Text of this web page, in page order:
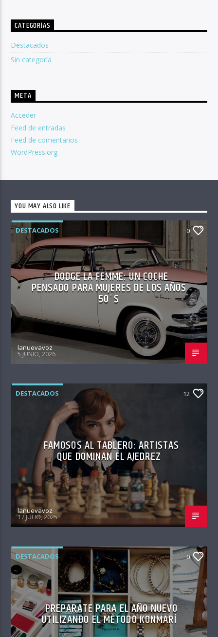
CATEGORÍAS
Destacados
Sin categoría
META
Acceder
Feed de entradas
Feed de comentarios
WordPress.org
YOU MAY ALSO LIKE
DESTACADOS 0
DODGE LA FEMME: UN COCHE
PENSADO PARA MUJERES DE LOS AÑOS
50´S
lanuevavoz
5 JUNIO, 2026
DESTACADOS 12
FAMOSOS AL TABLERO: ARTISTAS
QUE DOMINAN EL AJEDREZ
lanuevavoz
17 JULIO, 2025
DESTACADOS 0
PREPARATE PARA EL AÑO NUEVO
UTILIZANDO EL MÉTODO KONMARÍ